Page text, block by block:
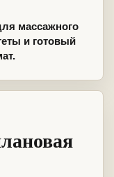
массажного
и готовый